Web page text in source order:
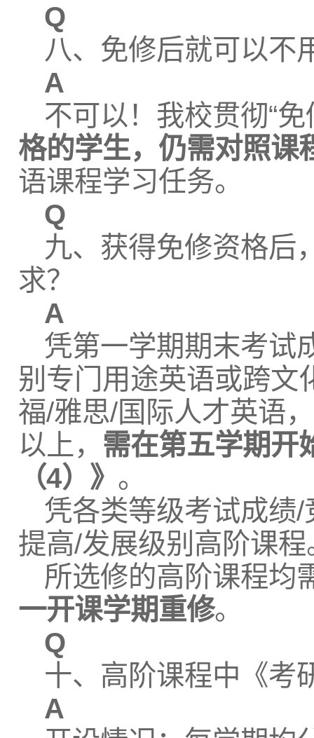
Q
八、免修后就可以不
A
不可以！我校贯彻“
格的学生，仍需对照课
语课程学习任务。
Q
九、获得免修资格后
求？
A
凭第一学期期末考试
别专门用途英语或跨文
福/雅思/国际人才英语
以上， 需在第五学期开
（4）》 。
凭各类等级考试成绩
提高/发展级别高阶课程
所选修的高阶课程均
一开课学期重修。
Q
十、高阶课程中《考
A